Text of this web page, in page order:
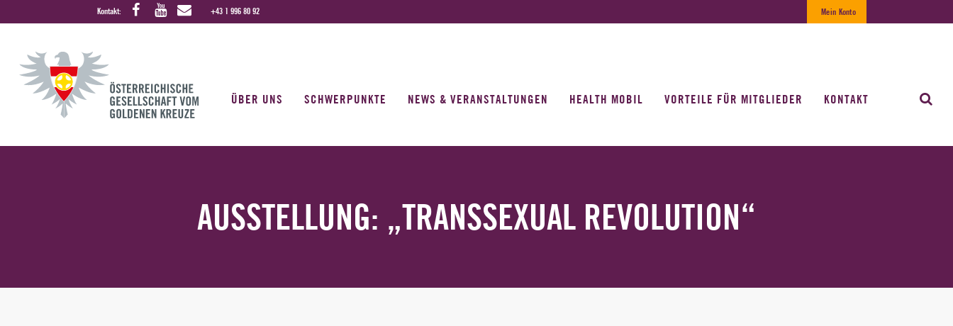
Kontakt: +43 1 996 80 92 Mein Konto
ÜBER UNS SCHWERPUNKTE NEWS & VERANSTALTUNGEN HEALTH MOBIL VORTEILE FÜR MITGLIEDER KONTAKT
AUSSTELLUNG: „TRANSSEXUAL REVOLUTION“